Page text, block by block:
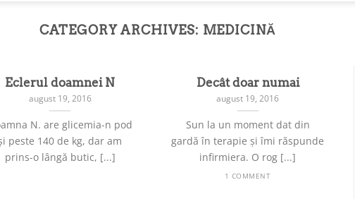
CATEGORY ARCHIVES: MEDICINĂ
Eclerul doamnei N
august 19, 2016
N. are glicemia-n pod
peste 140 de kg, dar am
prins-o lângă butic, [...]
Decât doar numai
august 19, 2016
Sun la un moment dat din
gardă în terapie și îmi răspunde
infirmiera. O rog [...]
1 COMMENT